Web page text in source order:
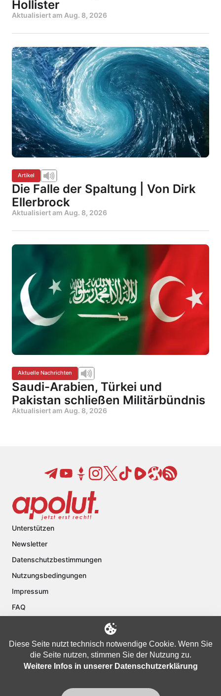
Hollister
Aktualisiert am Aug. 8, 2026
Artikel
Die Falle der Spaltung | Von Dirk
Ellerbrock
Aktualisiert am Aug. 8, 2026
Aktuelle Nachrichten
Saudi-Arabien, Türkei und
Pakistan schließen Militärbündnis
Aktualisiert am Aug. 8, 2026
Unterstützen
Newsletter
Datenschutzbestimmungen
Nutzungsbedingungen
Impressum
FAQ
Copyright © 2024 apolut | Jetzt erst recht!. Published apolut Creatives
Diese Seite nutzt technisch notwendige Cookie. Wenn Sie
die Seite nutzen, stimmen Sie der Nutzung zu.
Weitere Infos in unserer Datenschutzerklärung